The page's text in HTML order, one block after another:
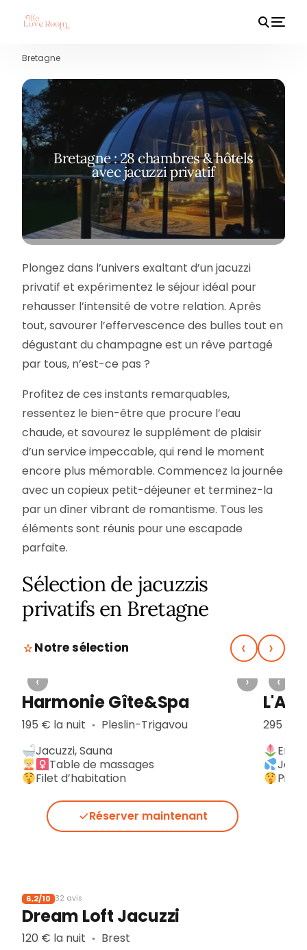
Bretagne
Bretagne : 28 chambres & hôtels
avec jacuzzi privatif
Plongez dans l’univers exaltant d’un jacuzzi
privatif et expérimentez le séjour idéal pour
rehausser l’intensité de votre relation. Après
tout, savourer l’effervescence des bulles tout en
dégustant du champagne est un rêve partagé
par tous, n’est-ce pas ?
Profitez de ces instants remarquables,
ressentez le bien-être que procure l’eau
chaude, et savourez le supplément de plaisir
d’un service impeccable, qui rend le moment
encore plus mémorable. Commencez la journée
avec un copieux petit-déjeuner et terminez-la
par un dîner vibrant de romantisme. Tous les
éléments sont réunis pour une escapade
parfaite.
Sélection de jacuzzis
privatifs en Bretagne
Notre sélection ‹ ›
‹ ›
Harmonie Gîte&Spa
195 € la nuit ▪︎ Pleslin-Trigavou
Jacuzzi, Sauna
Table de massages
Filet d’habitation
Réserver maintenant
‹
295 €
En
6,2/10 32 avis
Dream Loft Jacuzzi
120 € la nuit ▪︎ Brest
HOT